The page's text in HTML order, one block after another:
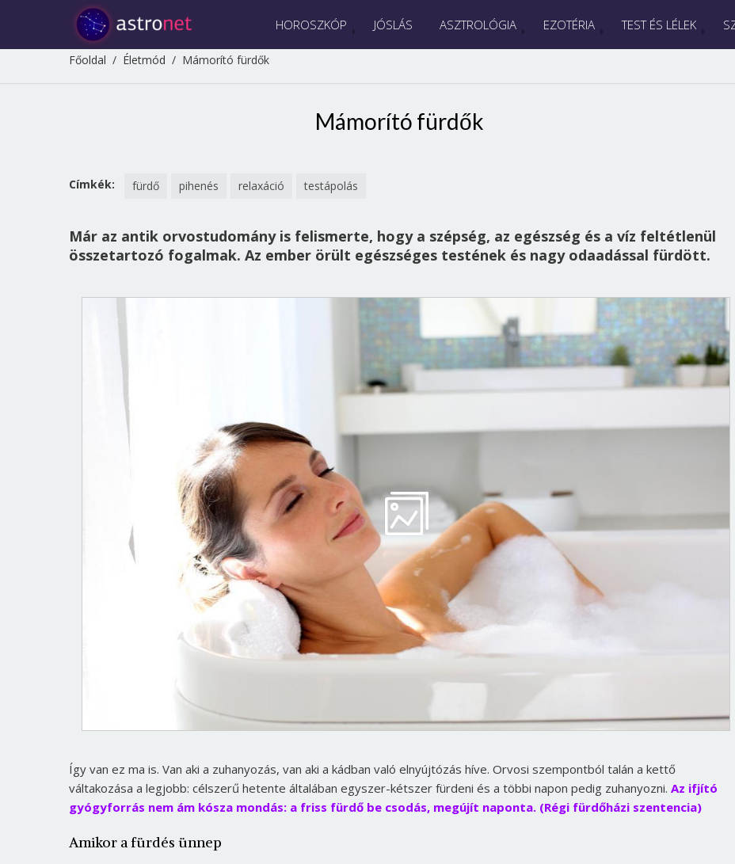
HOROSZKÓP JÓSLÁS ASZTROLÓGIA EZOTÉRIA TEST ÉS LÉLEK
Főoldal / Életmód / Mámorító fürdők
Mámorító fürdők
Címkék: fürdő pihenés relaxáció testápolás
Már az antik orvostudomány is felismerte, hogy a szépség, az egészség és a víz feltétlenül
összetartozó fogalmak. Az ember örült egészséges testének és nagy odaadással fürdött.
Így van ez ma is. Van aki a zuhanyozás, van aki a kádban való elnyújtózás híve. Orvosi szempontból talán a kettő
váltakozása a legjobb: célszerű hetente általában egyszer-kétszer fürdeni és a többi napon pedig zuhanyozni. Az ifjító
gyógyforrás nem ám kósza mondás: a friss fürdő be csodás, megújít naponta. (Régi fürdőházi szentencia)
Amikor a fürdés ünnep